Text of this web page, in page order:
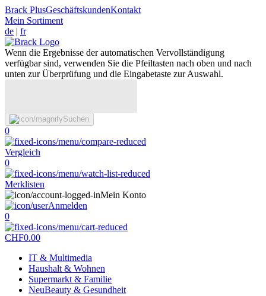
Brack PlusGeschäftskundenKontakt
Mein Sortiment
de | fr
Wenn die Ergebnisse der automatischen Vervollständigung
verfügbar sind, verwenden Sie die Pfeiltasten nach oben und nach
unten zur Überprüfung und die Eingabetaste zur Auswahl.
Suchen
0
Vergleich
0
Merklisten
Mein Konto
Anmelden
0
CHF0.00
IT & Multimedia
Haushalt & Wohnen
Supermarkt & Familie
NeuBeauty & Gesundheit